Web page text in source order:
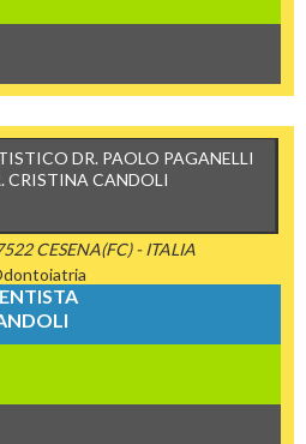
DR. PAOLO PAGANELLI
CRISTINA CANDOLI
CESENA(FC) - ITALIA